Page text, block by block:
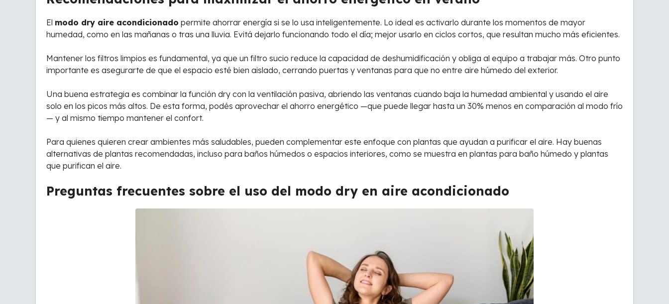
El modo dry aire acondicionado permite ahorrar energía si se lo usa inteligentemente. Lo ideal es activarlo durante los momentos de mayor
humedad, como en las mañanas o tras una lluvia. Evitá dejarlo funcionando todo el día; mejor usarlo en ciclos cortos, que resultan mucho más eficientes.
Mantener los filtros limpios es fundamental, ya que un filtro sucio reduce la capacidad de deshumidificación y obliga al equipo a trabajar más. Otro punto
importante es asegurarte de que el espacio esté bien aislado, cerrando puertas y ventanas para que no entre aire húmedo del exterior.
Una buena estrategia es combinar la función dry con la ventilación pasiva, abriendo las ventanas cuando baja la humedad ambiental y usando el aire
solo en los picos más altos. De esta forma, podés aprovechar el ahorro energético —que puede llegar hasta un 30% menos en comparación al modo frío
— y al mismo tiempo mantener el confort.
Para quienes quieren crear ambientes más saludables, pueden complementar este enfoque con plantas que ayudan a purificar el aire. Hay buenas
alternativas de plantas recomendadas, incluso para baños húmedos o espacios interiores, como se muestra en plantas para baño húmedo y plantas
que purifican el aire.
Preguntas frecuentes sobre el uso del modo dry en aire acondicionado